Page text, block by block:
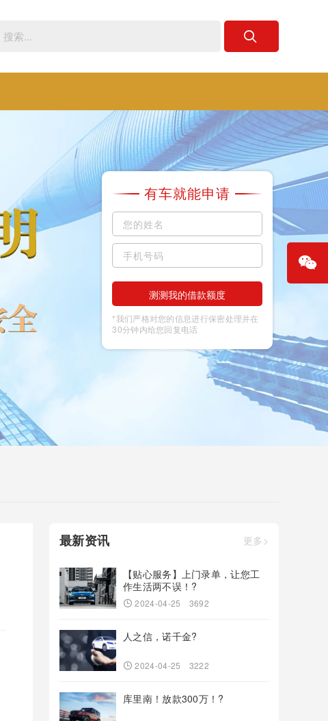
有车就能申请
测测我的借款额度
*我们严格对您的信息进行保密处理并在
30分钟内给您回复电话
最新资讯 更多>
【贴心服务】上门录单，让您工
作生活两不误！?
2024-04-25 3692
人之信，诺千金?
2024-04-25 3222
库里南！放款300万！?